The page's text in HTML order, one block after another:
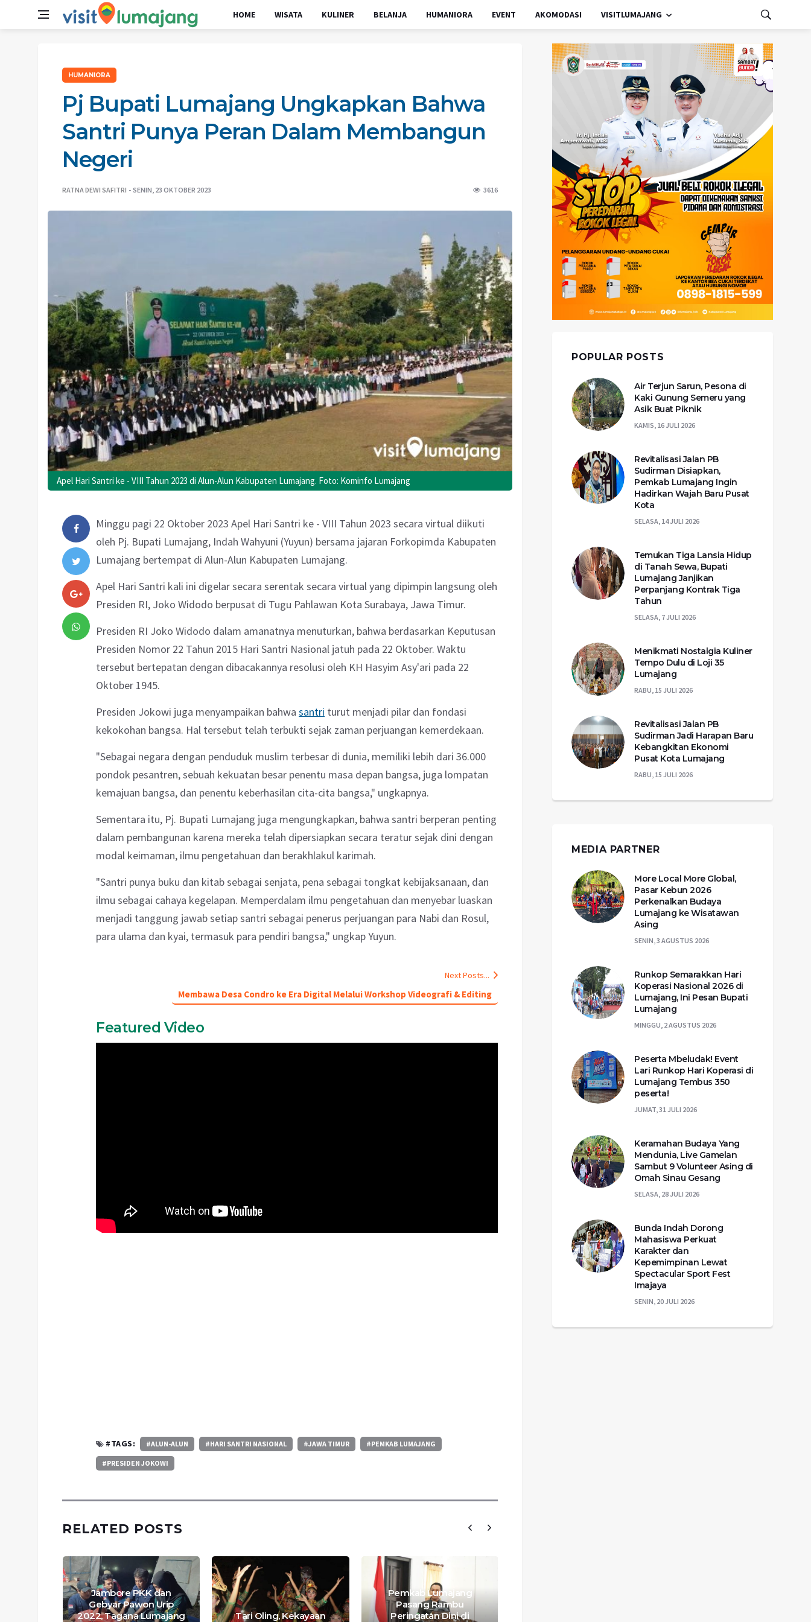
HOME WISATA KULINER BELANJA HUMANIORA EVENT AKOMODASI VISITLUMAJANG
HUMANIORA
Pj Bupati Lumajang Ungkapkan Bahwa
Santri Punya Peran Dalam Membangun
Negeri
RATNA DEWI SAFITRI SENIN, 23 OKTOBER 2023 3616
Apel Hari Santri ke - VIII Tahun 2023 di Alun-Alun Kabupaten Lumajang. Foto: Kominfo Lumajang
Minggu pagi 22 Oktober 2023 Apel Hari Santri ke - VIII Tahun 2023 secara virtual diikuti
oleh Pj. Bupati Lumajang, Indah Wahyuni (Yuyun) bersama jajaran Forkopimda Kabupaten
Lumajang bertempat di Alun-Alun Kabupaten Lumajang.
Apel Hari Santri kali ini digelar secara serentak secara virtual yang dipimpin langsung oleh
Presiden RI, Joko Widodo berpusat di Tugu Pahlawan Kota Surabaya, Jawa Timur.
Presiden RI Joko Widodo dalam amanatnya menuturkan, bahwa berdasarkan Keputusan
Presiden Nomor 22 Tahun 2015 Hari Santri Nasional jatuh pada 22 Oktober. Waktu
tersebut bertepatan dengan dibacakannya resolusi oleh KH Hasyim Asy'ari pada 22
Oktober 1945.
Presiden Jokowi juga menyampaikan bahwa santri turut menjadi pilar dan fondasi
kekokohan bangsa. Hal tersebut telah terbukti sejak zaman perjuangan kemerdekaan.
"Sebagai negara dengan penduduk muslim terbesar di dunia, memiliki lebih dari 36.000
pondok pesantren, sebuah kekuatan besar penentu masa depan bangsa, juga lompatan
kemajuan bangsa, dan penentu keberhasilan cita-cita bangsa," ungkapnya.
Sementara itu, Pj. Bupati Lumajang juga mengungkapkan, bahwa santri berperan penting
dalam pembangunan karena mereka telah dipersiapkan secara teratur sejak dini dengan
modal keimaman, ilmu pengetahuan dan berakhlakul karimah.
"Santri punya buku dan kitab sebagai senjata, pena sebagai tongkat kebijaksanaan, dan
ilmu sebagai cahaya kegelapan. Memperdalam ilmu pengetahuan dan menyebar luaskan
menjadi tanggung jawab setiap santri sebagai penerus perjuangan para Nabi dan Rosul,
para ulama dan kyai, termasuk para pendiri bangsa," ungkap Yuyun.
Next Posts...
Membawa Desa Condro ke Era Digital Melalui Workshop Videografi & Editing
Featured Video
#TAGS: #ALUN-ALUN #HARI SANTRI NASIONAL #JAWA TIMUR #PEMKAB LUMAJANG
#PRESIDEN JOKOWI
RELATED POSTS
Jambore PKK dan
Gebyar Pawon Urip
2022, Tagana Lumajang
Tari Oling, Kekayaan
Pemkab Lumajang
Pasang Rambu
Peringatan Dini di
POPULAR POSTS
Air Terjun Sarun, Pesona di
Kaki Gunung Semeru yang
Asik Buat Piknik
KAMIS, 16 JULI 2026
Revitalisasi Jalan PB
Sudirman Disiapkan,
Pemkab Lumajang Ingin
Hadirkan Wajah Baru Pusat
Kota
SELASA, 14 JULI 2026
Temukan Tiga Lansia Hidup
di Tanah Sewa, Bupati
Lumajang Janjikan
Perpanjang Kontrak Tiga
Tahun
SELASA, 7 JULI 2026
Menikmati Nostalgia Kuliner
Tempo Dulu di Loji 35
Lumajang
RABU, 15 JULI 2026
Revitalisasi Jalan PB
Sudirman Jadi Harapan Baru
Kebangkitan Ekonomi
Pusat Kota Lumajang
RABU, 15 JULI 2026
MEDIA PARTNER
More Local More Global,
Pasar Kebun 2026
Perkenalkan Budaya
Lumajang ke Wisatawan
Asing
SENIN, 3 AGUSTUS 2026
Runkop Semarakkan Hari
Koperasi Nasional 2026 di
Lumajang, Ini Pesan Bupati
Lumajang
MINGGU, 2 AGUSTUS 2026
Peserta Mbeludak! Event
Lari Runkop Hari Koperasi di
Lumajang Tembus 350
peserta!
JUMAT, 31 JULI 2026
Keramahan Budaya Yang
Mendunia, Live Gamelan
Sambut 9 Volunteer Asing di
Omah Sinau Gesang
SELASA, 28 JULI 2026
Bunda Indah Dorong
Mahasiswa Perkuat
Karakter dan
Kepemimpinan Lewat
Spectacular Sport Fest
Imajaya
SENIN, 20 JULI 2026